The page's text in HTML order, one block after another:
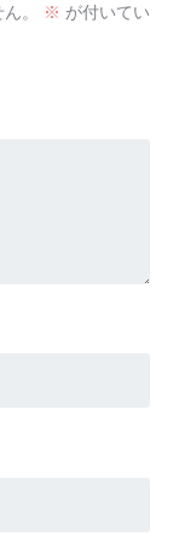
。 ※ が付いてい